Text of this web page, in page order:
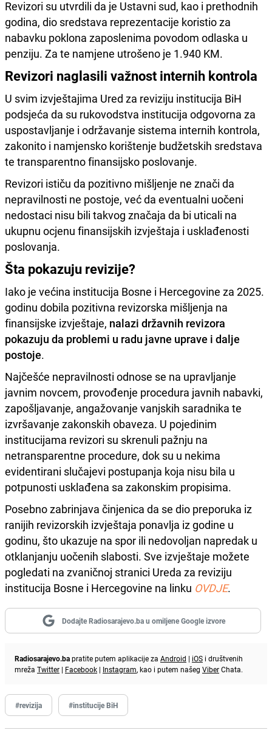
Revizori su utvrdili da je Ustavni sud, kao i prethodnih
godina, dio sredstava reprezentacije koristio za
nabavku poklona zaposlenima povodom odlaska u
penziju. Za te namjene utrošeno je 1.940 KM.
Revizori naglasili važnost internih kontrola
U svim izvještajima Ured za reviziju institucija BiH
podsjeća da su rukovodstva institucija odgovorna za
uspostavljanje i održavanje sistema internih kontrola,
zakonito i namjensko korištenje budžetskih sredstava
te transparentno finansijsko poslovanje.
Revizori ističu da pozitivno mišljenje ne znači da
nepravilnosti ne postoje, već da eventualni uočeni
nedostaci nisu bili takvog značaja da bi uticali na
ukupnu ocjenu finansijskih izvještaja i usklađenosti
poslovanja.
Šta pokazuju revizije?
Iako je većina institucija Bosne i Hercegovine za 2025.
godinu dobila pozitivna revizorska mišljenja na
finansijske izvještaje, nalazi državnih revizora
pokazuju da problemi u radu javne uprave i dalje
postoje.
Najčešće nepravilnosti odnose se na upravljanje
javnim novcem, provođenje procedura javnih nabavki,
zapošljavanje, angažovanje vanjskih saradnika te
izvršavanje zakonskih obaveza. U pojedinim
institucijama revizori su skrenuli pažnju na
netransparentne procedure, dok su u nekima
evidentirani slučajevi postupanja koja nisu bila u
potpunosti usklađena sa zakonskim propisima.
Posebno zabrinjava činjenica da se dio preporuka iz
ranijih revizorskih izvještaja ponavlja iz godine u
godinu, što ukazuje na spor ili nedovoljan napredak u
otklanjanju uočenih slabosti. Sve izvještaje možete
pogledati na zvaničnoj stranici Ureda za reviziju
institucija Bosne i Hercegovine na linku OVDJE.
Dodajte Radiosarajevo.ba u omiljene Google izvore
Radiosarajevo.bapratite putem aplikacije za Android | iOS i društvenih
mreža Twitter | Facebook | Instagram, kao i putem našeg ViberChata.
#revizija #institucije BiH